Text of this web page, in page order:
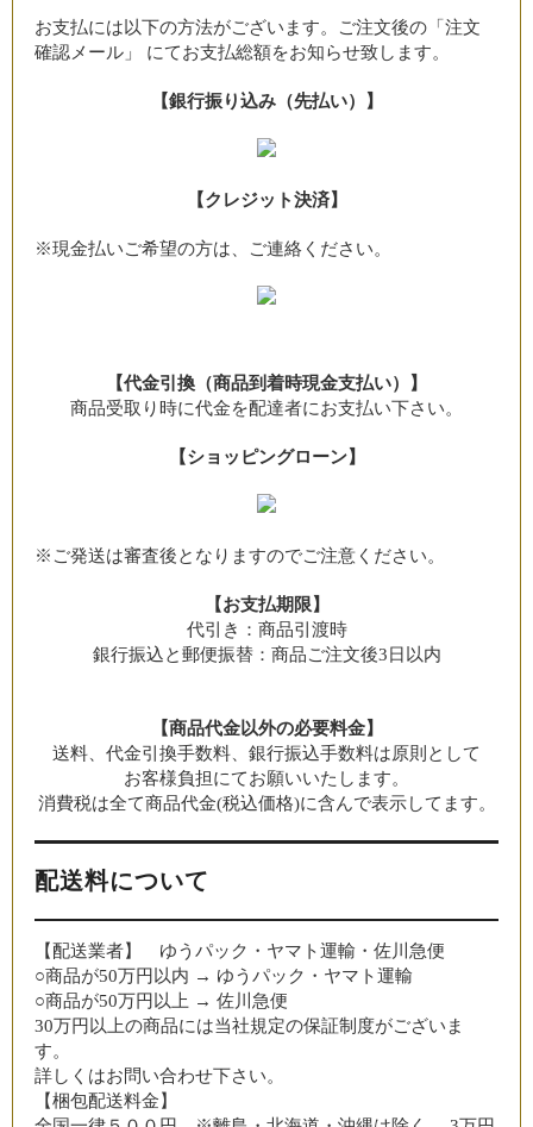
お支払には以下の方法がございます。ご注文後の「注文
確認メール」 にてお支払総額をお知らせ致します。
【銀行振り込み（先払い）】
【クレジット決済】
※現金払いご希望の方は、ご連絡ください。
【代金引換（商品到着時現金支払い）】
商品受取り時に代金を配達者にお支払い下さい。
【ショッピングローン】
※ご発送は審査後となりますのでご注意ください。
【お支払期限】
代引き：商品引渡時
銀行振込と郵便振替：商品ご注文後3日以内
【商品代金以外の必要料金】
送料、代金引換手数料、銀行振込手数料は原則として
お客様負担にてお願いいたします。
消費税は全て商品代金(税込価格)に含んで表示してます。
配送料について
【配送業者】 ゆうパック・ヤマト運輸・佐川急便
○商品が50万円以内 → ゆうパック・ヤマト運輸
○商品が50万円以上 → 佐川急便
30万円以上の商品には当社規定の保証制度がございま
す。
詳しくはお問い合わせ下さい。
【梱包配送料金】